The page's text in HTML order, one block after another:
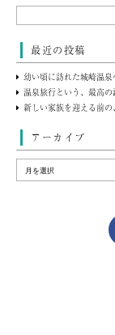
最近の投稿
幼い頃に訪れた城崎温泉
温泉旅行という、最高の
新しい家族を迎える前の
アーカイブ